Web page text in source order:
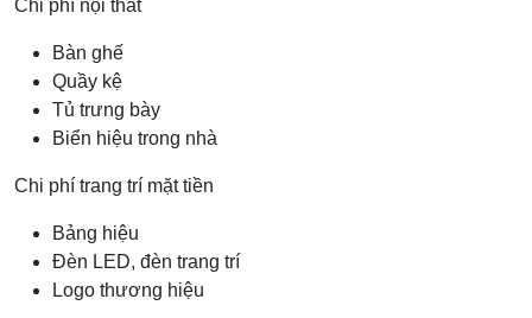
Chi phí nội thất
Bàn ghế
Quầy kệ
Tủ trưng bày
Biển hiệu trong nhà
Chi phí trang trí mặt tiền
Bảng hiệu
Đèn LED, đèn trang trí
Logo thương hiệu